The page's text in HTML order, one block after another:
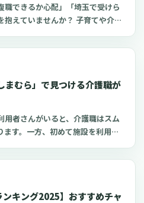
職できるか心配」「埼玉で受けら
えていませんか？ 子育てや介護
うもの。近年、厚生労働省などが
ています。復職支援研修を活用
ーズな復職がかなえられます。
師向け復職支援研修をご紹介しま
まむら」で見つける介護職が
用者さんがいると、介護職はスム
す。一方、初めて施設を利用す
むら」で手に入れられるアイテ
た利用者さんと介護職にとって
します。
キング2025】おすすめチャ